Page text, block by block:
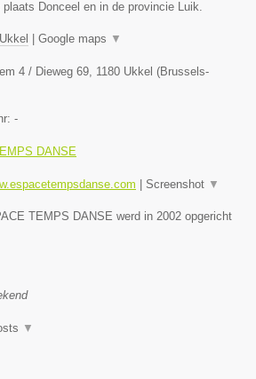
Donceel en in de provincie Luik.
Ukkel | Google maps ▼
4 / Dieweg 69 1180 Ukkel (Brussels-
-
DANSE
| Screenshot ▼
TEMPS DANSE werd in 2002 opgericht
▼